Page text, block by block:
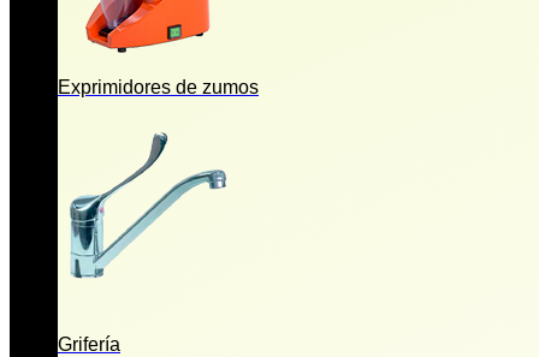
Exprimidores de zumos
Grifería